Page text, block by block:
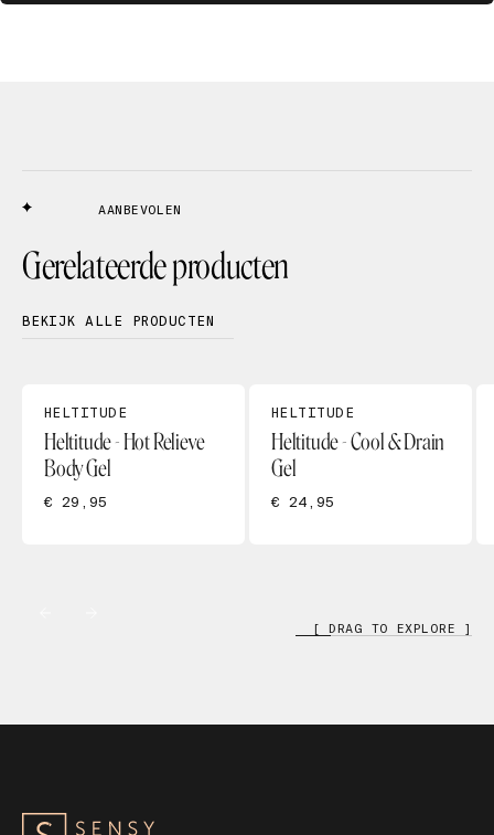
AANBEVOLEN
Gerelateerde producten
BEKIJK ALLE PRODUCTEN
HELTITUDE
Heltitude - Hot Relieve
Body Gel
€ 29,95
HELTITUDE
Heltitude - Cool & Drain
Gel
€ 24,95
[ DRAG TO EXPLORE ]